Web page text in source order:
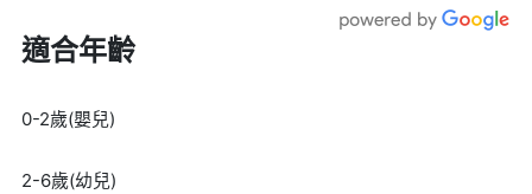
適合年齡
0-2歲(嬰兒)
2-6歲(幼兒)